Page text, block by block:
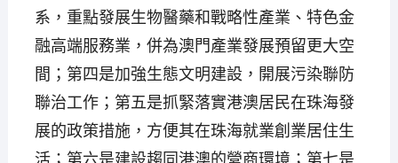
系，重點發展生物醫藥和戰略性產業、特色金
融高端服務業，併為澳門產業發展預留更大空
間；第四是加強生態文明建設，開展污染聯防
聯治工作；第五是抓緊落實港澳居民在珠海發
展的政策措施，方便其在珠海就業創業居住生